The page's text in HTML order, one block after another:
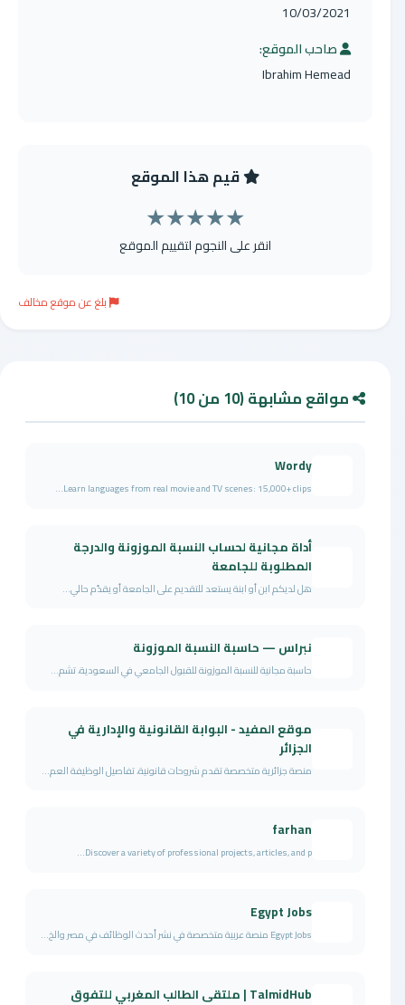
10/03/2021
صاحب الموقع:
Ibrahim Hemead
قيم هذا الموقع
★
★
★
★
★
انقر على النجوم لتقييم الموقع
بلغ عن موقع مخالف
مواقع مشابهة (10 من 10)
Wordy
Learn languages from real movie and TV scenes: 15,000+ clips...
أداة مجانية لحساب النسبة الموزونة والدرجة
المطلوبة للجامعة
هل لديكم ابن أو ابنة يستعد للتقديم على الجامعة أو يقدّم حالي...
نبراس — حاسبة النسبة الموزونة
حاسبة مجانية للنسبة الموزونة للقبول الجامعي في السعودية، تشم...
موقع المفيد - البوابة القانونية والإدارية في
الجزائر
منصة جزائرية متخصصة تقدم شروحات قانونية، تفاصيل الوظيفة العم...
farhan
Discover a variety of professional projects, articles, and p...
Egypt Jobs
Egypt Jobs منصة عربية متخصصة في نشر أحدث الوظائف في مصر والخ...
TalmidHub | ملتقى الطالب المغربي للتفوق